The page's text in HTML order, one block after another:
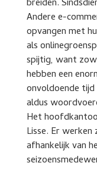
breiden.
Andere e-
opvangen met
als
spijtig, want
hebben een
onvoldoende
aldus
Het
Lisse. Er werken
afhankelijk van